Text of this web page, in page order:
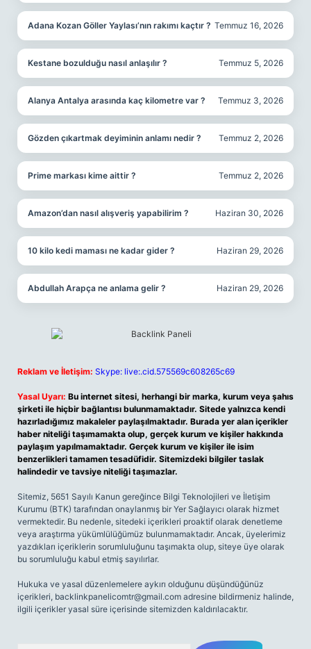
Adana Kozan Göller Yaylası’nın rakımı kaçtır ? Temmuz 16, 2026
Kestane bozulduğu nasıl anlaşılır ? Temmuz 5, 2026
Alanya Antalya arasında kaç kilometre var ? Temmuz 3, 2026
Gözden çıkartmak deyiminin anlamı nedir ? Temmuz 2, 2026
Prime markası kime aittir ? Temmuz 2, 2026
Amazon’dan nasıl alışveriş yapabilirim ? Haziran 30, 2026
10 kilo kedi maması ne kadar gider ? Haziran 29, 2026
Abdullah Arapça ne anlama gelir ? Haziran 29, 2026
Reklam ve İletişim: Skype: live:.cid.575569c608265c69
Yasal Uyarı: Bu internet sitesi, herhangi bir marka, kurum veya şahıs
şirketi ile hiçbir bağlantısı bulunmamaktadır. Sitede yalnızca kendi
hazırladığımız makaleler paylaşılmaktadır. Burada yer alan içerikler
haber niteliği taşımamakta olup, gerçek kurum ve kişiler hakkında
paylaşım yapılmamaktadır. Gerçek kurum ve kişiler ile isim
benzerlikleri tamamen tesadüfidir. Sitemizdeki bilgiler taslak
halindedir ve tavsiye niteliği taşımazlar.
Sitemiz, 5651 Sayılı Kanun gereğince Bilgi Teknolojileri ve İletişim
Kurumu (BTK) tarafından onaylanmış bir Yer Sağlayıcı olarak hizmet
vermektedir. Bu nedenle, sitedeki içerikleri proaktif olarak denetleme
veya araştırma yükümlülüğümüz bulunmamaktadır. Ancak, üyelerimiz
yazdıkları içeriklerin sorumluluğunu taşımakta olup, siteye üye olarak
bu sorumluluğu kabul etmiş sayılırlar.
Hukuka ve yasal düzenlemelere aykırı olduğunu düşündüğünüz
içerikleri, backlinkpanelicomtr@gmail.com adresine bildirmeniz halinde,
ilgili içerikler yasal süre içerisinde sitemizden kaldırılacaktır.